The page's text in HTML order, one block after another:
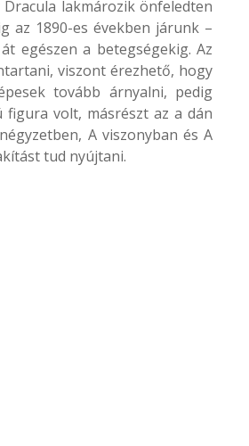
lakmározik önfeledten
az 1890-es években járunk –
egészen a betegségekig. Az
viszont érezhető, hogy
tovább árnyalni, pedig
volt, másrészt az a dán
A viszonyban és A
tud nyújtani.